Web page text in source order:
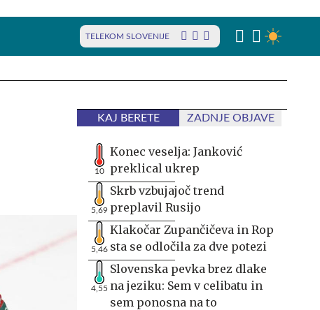
TELEKOM SLOVENIJE
KAJ BERETE ZADNJE OBJAVE
10
Konec veselja: Janković
preklical ukrep
5,69
Skrb vzbujajoč trend
preplavil Rusijo
5,46
Klakočar Zupančičeva in Rop
sta se odločila za dve potezi
4,55
Slovenska pevka brez dlake
na jeziku: Sem v celibatu in
sem ponosna na to